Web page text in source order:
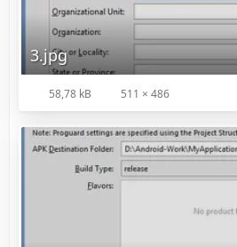
3.jpg
58,78 kB 511 × 486